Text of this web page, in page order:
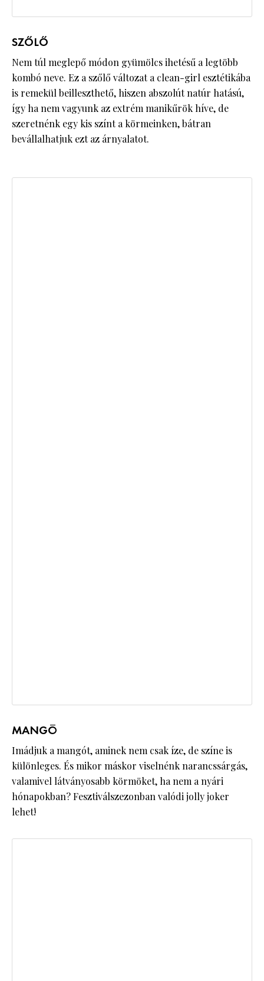
SZŐLŐ
Nem túl meglepő módon gyümölcs ihetésű a legtöbb
kombó neve. Ez a szőlő változat a clean-girl esztétikába
is remekül beilleszthető, hiszen abszolút natúr hatású,
így ha nem vagyunk az extrém manikűrök híve, de
szeretnénk egy kis színt a körmeinken, bátran
bevállalhatjuk ezt az árnyalatot.
MANGÓ
Imádjuk a mangót, aminek nem csak íze, de színe is
különleges. És mikor máskor viselnénk narancssárgás,
valamivel látványosabb körmöket, ha nem a nyári
hónapokban? Fesztiválszezonban valódi jolly joker
lehet!